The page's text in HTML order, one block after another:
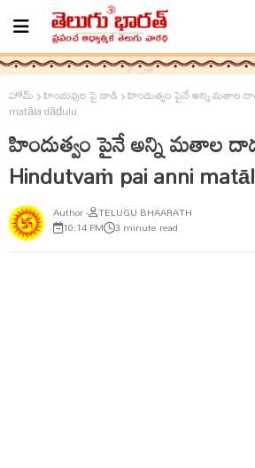
హోమ్ హిందువుల పై దాడి హిందుత్వం పైనే అన్ని మతాల
matāla dāḍulu
హిందుత్వం పైనే అన్ని మతాల
Hindutvaṁ pai anni
TELUGU BHAARATH
10:14 PM 3 minute read